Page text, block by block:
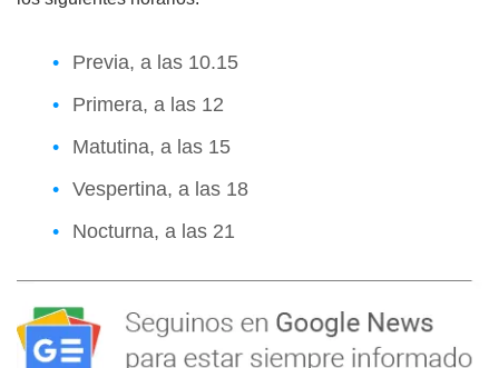
Previa, a las 10.15
Primera, a las 12
Matutina, a las 15
Vespertina, a las 18
Nocturna, a las 21